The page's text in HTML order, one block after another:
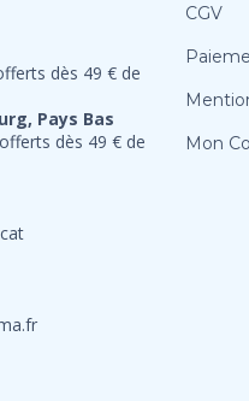
dès 49 € de
Pays Bas
dès 49 € de
CGV
Mon